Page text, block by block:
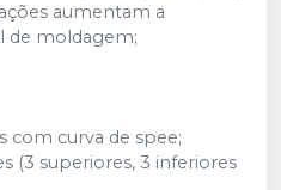
aumentam a
de moldagem;
com curva de spee;
(3 superiores, 3 inferiores